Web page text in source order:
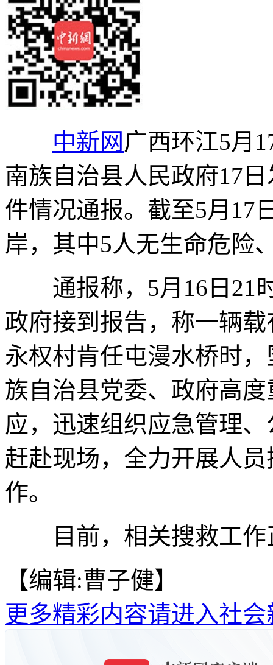
中新网 广西环江5月
南族自治县人民政府17
件情况通报。截至5月17
岸，其中5人无生命危险
通报称，5月16日21时
政府接到报告，称一辆
永权村肯任屯漫水桥时
族自治县党委、政府高
应，迅速组织应急管理
赶赴现场，全力开展人
作。
目前，相关搜救工作
【编辑:曹子健】
更多精彩内容请进入社会